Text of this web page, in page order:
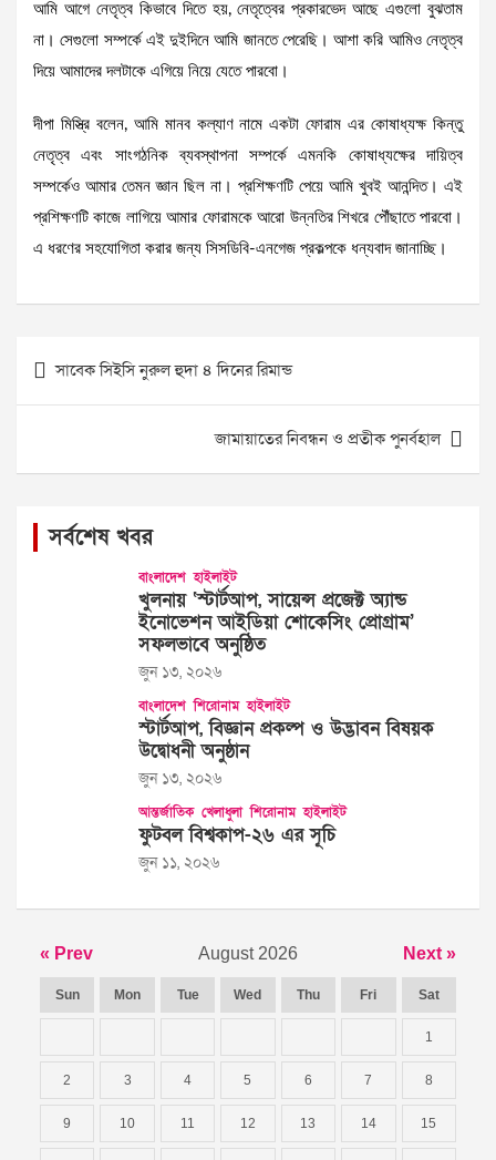
আমি আগে নেতৃত্ব কিভাবে দিতে হয়, নেতৃত্বের প্রকারভেদ আছে এগুলো বুঝতাম
না। সেগুলো সম্পর্কে এই দুইদিনে আমি জানতে পেরেছি। আশা করি আমিও নেতৃত্ব
দিয়ে আমাদের দলটাকে এগিয়ে নিয়ে যেতে পারবো।
দীপা মিস্ত্রি বলেন, আমি মানব কল্যাণ নামে একটা ফোরাম এর কোষাধ্যক্ষ কিন্তু
নেতৃত্ব এবং সাংগঠনিক ব্যবস্থাপনা সম্পর্কে এমনকি কোষাধ্যক্ষের দায়িত্ব
সম্পর্কেও আমার তেমন জ্ঞান ছিল না। প্রশিক্ষণটি পেয়ে আমি খুবই আনন্দিত। এই
প্রশিক্ষণটি কাজে লাগিয়ে আমার ফোরামকে আরো উন্নতির শিখরে পৌঁছাতে পারবো।
এ ধরণের সহযোগিতা করার জন্য সিসডিবি-এনগেজ প্রকল্পকে ধন্যবাদ জানাচ্ছি।
Post
navigation
সাবেক সিইসি নুরুল হুদা ৪ দিনের রিমান্ড
জামায়াতের নিবন্ধন ও প্রতীক পুনর্বহাল
সর্বশেষ খবর
বাংলাদেশ হাইলাইট
খুলনায় ‘স্টার্টআপ, সায়েন্স প্রজেক্ট অ্যান্ড
ইনোভেশন আইডিয়া শোকেসিং প্রোগ্রাম’
সফলভাবে অনুষ্ঠিত
জুন ১৩, ২০২৬
বাংলাদেশ শিরোনাম হাইলাইট
স্টার্টআপ, বিজ্ঞান প্রকল্প ও উদ্ভাবন বিষয়ক
উদ্বোধনী অনুষ্ঠান
জুন ১৩, ২০২৬
আন্তর্জাতিক খেলাধুলা শিরোনাম হাইলাইট
ফুটবল বিশ্বকাপ-২৬ এর সূচি
জুন ১১, ২০২৬
« Prev August 2026 Next »
Sun Mon Tue Wed Thu Fri Sat
1
2 3 4 5 6 7 8
9 10 11 12 13 14 15